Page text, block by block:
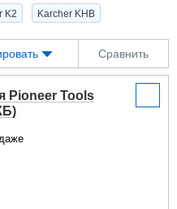
K2 Karcher KHB
Сравнить
Pioneer Tools